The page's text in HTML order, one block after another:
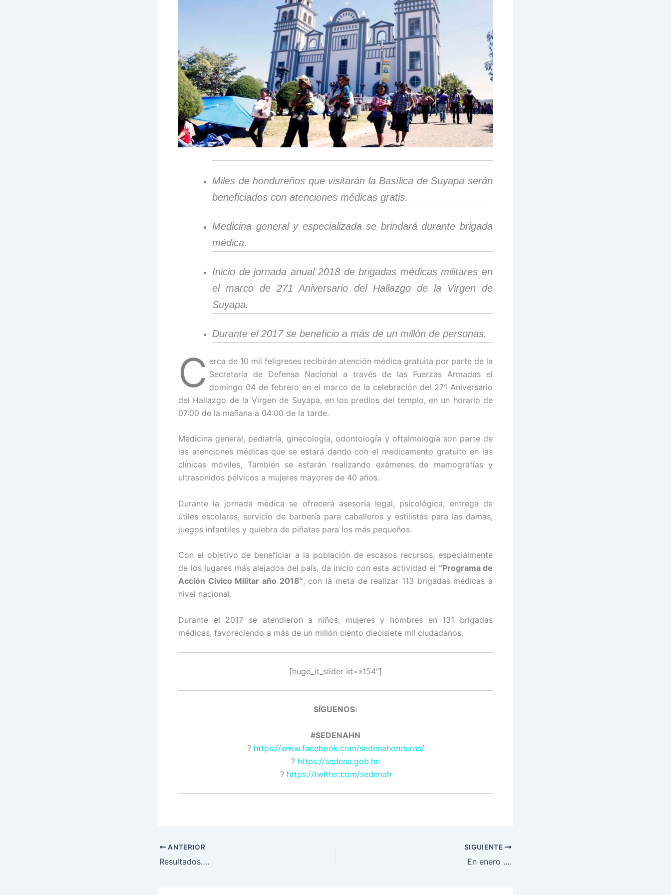
Miles de hondureños que visitarán la Basílica de Suyapa serán
beneficiados con atenciones médicas gratis.
Medicina general y especializada se brindará durante brigada
médica.
Inicio de jornada anual 2018 de brigadas médicas militares en
el marco de 271 Aniversario del Hallazgo de la Virgen de
Suyapa.
Durante el 2017 se beneficio a más de un millón de personas.
C erca de 10 mil feligreses recibirán atención médica gratuita por parte de la
Secretaria de Defensa Nacional a través de las Fuerzas Armadas el
domingo 04 de febrero en el marco de la celebración del 271 Aniversario
del Hallazgo de la Virgen de Suyapa, en los predios del templo, en un horario de
07:00 de la mañana a 04:00 de la tarde.
Medicina general, pediatría, ginecología, odontología y oftalmología son parte de
las atenciones médicas que se estará dando con el medicamento gratuito en las
clínicas móviles, También se estarán realizando exámenes de mamografías y
ultrasonidos pélvicos a mujeres mayores de 40 años.
Durante la jornada médica se ofrecerá asesoría legal, psicológica, entrega de
útiles escolares, servicio de barbería para caballeros y estilistas para las damas,
juegos infantiles y quiebra de piñatas para los más pequeños.
Con el objetivo de beneficiar a la población de escasos recursos, especialmente
de los lugares más alejados del país, da inicio con esta actividad el “Programa de
Acción Cívico Militar año 2018”, con la meta de realizar 113 brigadas médicas a
nivel nacional.
Durante el 2017 se atendieron a niños, mujeres y hombres en 131 brigadas
médicas, favoreciendo a más de un millón ciento diecisiete mil ciudadanos.
[huge_it_slider id=»154″]
SÍGUENOS:
#SEDENAHN
? https://www.facebook.com/sedenahonduras/
? https://sedena.gob.hn
? https://twitter.com/sedenah
ANTERIOR
Resultados….
SIGUIENTE
En enero ….